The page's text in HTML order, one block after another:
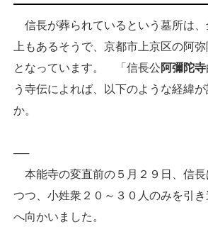
信長が葬られているという墓所は、
上もあるそうで、京都市上京区の阿
となっています。 「信長公阿彌陀寺
う寺伝によれば、以下のような経緯
か。
──
本能寺の変直前の５月２９日、信長
つつ、小姓衆２０～３０人のみを引
へ向かいました。